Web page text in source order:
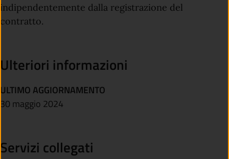
indipendentemente dalla registrazione del
contratto.
Ulteriori informazioni
ULTIMO AGGIORNAMENTO
30 maggio 2024
Servizi collegati